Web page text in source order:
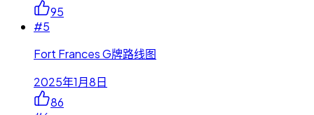
95
#5
Fort Frances G牌路线图
2025年1月8日
86